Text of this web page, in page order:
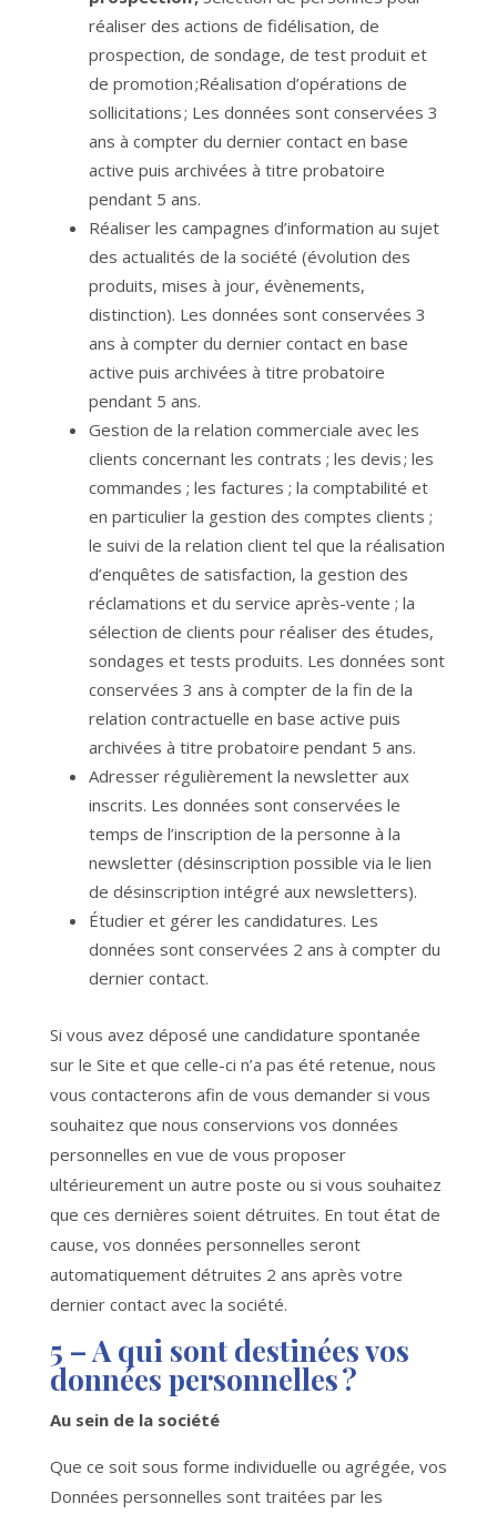
réaliser des actions de fidélisation, de
prospection, de sondage, de test produit et
de promotion ;Réalisation d’opérations de
sollicitations ; Les données sont conservées 3
ans à compter du dernier contact en base
active puis archivées à titre probatoire
pendant 5 ans.
Réaliser les campagnes d’information au sujet
des actualités de la société (évolution des
produits, mises à jour, évènements,
distinction). Les données sont conservées 3
ans à compter du dernier contact en base
active puis archivées à titre probatoire
pendant 5 ans.
Gestion de la relation commerciale avec les
clients concernant les contrats ; les devis ; les
commandes ; les factures ; la comptabilité et
en particulier la gestion des comptes clients ;
le suivi de la relation client tel que la réalisation
d’enquêtes de satisfaction, la gestion des
réclamations et du service après-vente ; la
sélection de clients pour réaliser des études,
sondages et tests produits. Les données sont
conservées 3 ans à compter de la fin de la
relation contractuelle en base active puis
archivées à titre probatoire pendant 5 ans.
Adresser régulièrement la newsletter aux
inscrits. Les données sont conservées le
temps de l’inscription de la personne à la
newsletter (désinscription possible via le lien
de désinscription intégré aux newsletters).
Étudier et gérer les candidatures. Les
données sont conservées 2 ans à compter du
dernier contact.
Si vous avez déposé une candidature spontanée
sur le Site et que celle-ci n’a pas été retenue, nous
vous contacterons afin de vous demander si vous
souhaitez que nous conservions vos données
personnelles en vue de vous proposer
ultérieurement un autre poste ou si vous souhaitez
que ces dernières soient détruites. En tout état de
cause, vos données personnelles seront
automatiquement détruites 2 ans après votre
dernier contact avec la société.
5 – A qui sont destinées vos
données personnelles ?
Au sein de la société
Que ce soit sous forme individuelle ou agrégée, vos
Données personnelles sont traitées par les